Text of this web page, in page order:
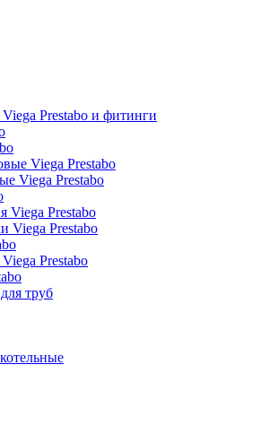
Prestabo и фитинги
Viega Prestabo
Viega Prestabo
Viega Prestabo
Viega Prestabo
Prestabo
труб